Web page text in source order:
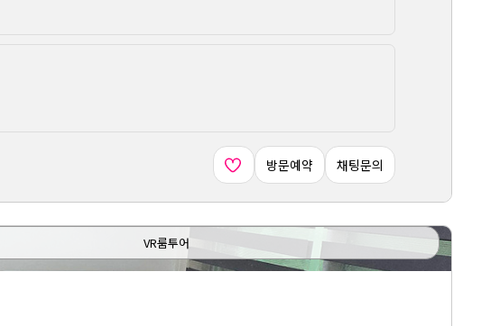
방문예약 채팅문의
VR룸투어